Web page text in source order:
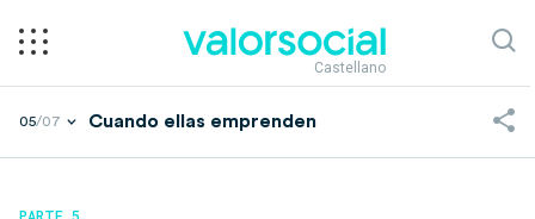
Castellano
05/07 Cuando ellas emprenden